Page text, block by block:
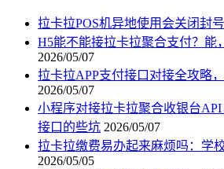
拉卡拉POS机异地使用会关闭封
H5能不能接拉卡拉聚合支付？能
2026/05/07
拉卡拉APP支付接口对接全攻略
2026/05/07
小程序对接拉卡拉聚合收银台
接口的些坑 2026/05/07
拉卡拉缴费易办起来麻烦吗：学
2026/05/05